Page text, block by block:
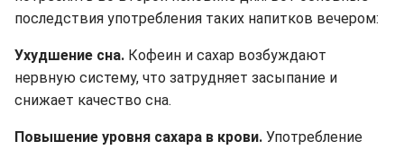
последствия употребления таких напитков вечером:
Ухудшение сна. Кофеин и сахар возбуждают
нервную систему, что затрудняет засыпание и
снижает качество сна.
Повышение уровня сахара в крови. Употребление